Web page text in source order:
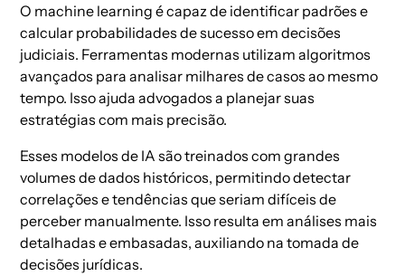
O machine learning é capaz de identificar padrões e
calcular probabilidades de sucesso em decisões
judiciais. Ferramentas modernas utilizam algoritmos
avançados para analisar milhares de casos ao mesmo
tempo. Isso ajuda advogados a planejar suas
estratégias com mais precisão.
Esses modelos de IA são treinados com grandes
volumes de dados históricos, permitindo detectar
correlações e tendências que seriam difíceis de
perceber manualmente. Isso resulta em análises mais
detalhadas e embasadas, auxiliando na tomada de
decisões jurídicas.